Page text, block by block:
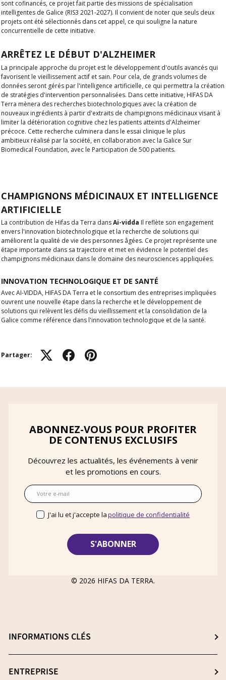
sont cofinancés, ce projet fait partie des missions de spécialisation
intelligentes de Galice (RIS3 2021-2027). Il convient de noter que seuls deux
projets ont été sélectionnés dans cet appel, ce qui souligne la nature
concurrentielle de cette initiative.
ARRÊTEZ LE DÉBUT D'ALZHEIMER
La principale approche du projet est le développement d'outils avancés qui
favorisent le vieillissement actif et sain. Pour cela, de grands volumes de
données seront gérés par l'intelligence artificielle, ce qui permettra la création
de stratégies d'intervention personnalisées. Dans cette initiative, HIFAS DA
Terra mènera des recherches biotechnologiques avec la création de
nouveaux ingrédients à partir d'extraits de champignons médicinaux visant à
limiter la détérioration cognitive chez les patients atteints d'Alzheimer
précoce. Cette recherche culminera dans le essai clinique le plus
ambitieux réalisé par la société, en collaboration avec la Galice Sur
Biomedical Foundation, avec le Participation de 500 patients.
CHAMPIGNONS MÉDICINAUX ET INTELLIGENCE
ARTIFICIELLE
La contribution de Hifas da Terra dansAi-vidda Il reflète son engagement
envers l'innovation biotechnologique et la recherche de solutions qui
améliorent la qualité de vie des personnes âgées. Ce projet représente une
étape importante dans sa trajectoire et met en évidence le potentiel des
champignons médicinaux dans le domaine des neurosciences appliquées.
INNOVATION TECHNOLOGIQUE ET DE SANTÉ
Avec AI-VIDDA, HIFAS DA Terra et le consortium des entreprises impliquées
ouvrent une nouvelle étape dans la recherche et le développement de
solutions qui relèvent les défis du vieillissement et la consolidation de la
Galice comme référence dans l'innovation technologique et de la santé.
Partager:
INFORMATIONS CLÉS
Choisissez le meilleur complément
ENTREPRISE
ABONNEZ-VOUS POUR PROFITER
DE CONTENUS EXCLUSIFS
Découvrez les actualités, les événements à venir
et les promotions en cours.
E-mail
J'ai lu et j'accepte lapolitique de confidentialité
© 2026 HIFAS DA TERRA.